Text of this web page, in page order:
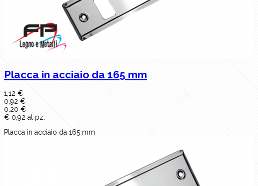
Placca in acciaio da 165 mm
1,12 €
0,92 €
0,20 €
€ 0,92 al pz.
Placca in acciaio da 165 mm